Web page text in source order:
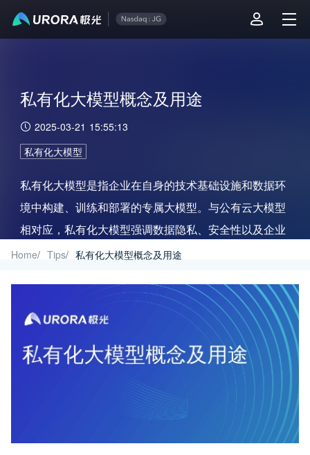
私有化大模型概念及用途
2025-03-21 15:55:13
私有化大模型
私有化大模型是指企业在自身的技术基础设施和数据环
境中构建、训练和部署的专属大模型。与公有云大模型
相对应，私有化大模型强调数据隐私、安全性以及企业
对模型的完全控制权。
Home/ Tips/ 私有化大模型概念及用途